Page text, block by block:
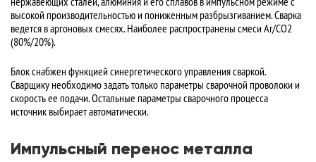
высокой производительностью и пониженным разбрызгиванием. Сварка
ведется в аргоновых смесях. Наиболее распространены смеси Ar/CO2
(80%/20%).
Блок снабжен функцией синергетического управления сваркой.
Сварщику необходимо задать только параметры сварочной проволоки и
скорость ее подачи. Остальные параметры сварочного процесса
источник выбирает автоматически.
Импульсный перенос металла